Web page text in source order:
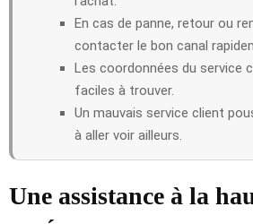
En cas de panne, retour ou
contacter le bon canal
Les coordonnées du service
faciles à trouver.
Un mauvais service client
à aller voir ailleurs.
Une assistance à la